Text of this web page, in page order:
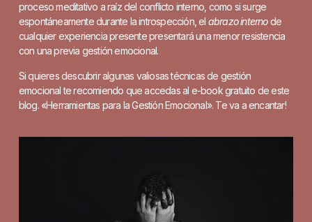
proceso meditativo a raíz del conflicto interno , como si surge
espontáneamente durante la introspección, el abrazo internode
cualquier experiencia presente presentará una menor resistencia
con una previa gestión emocional.
Si quieres descubrir algunas valiosas técnicas de gestión
emocional te recomiendo que accedas al e-book gratuito de este
blog. «Herramientas para la Gestión Emocional». Te va a encantar!